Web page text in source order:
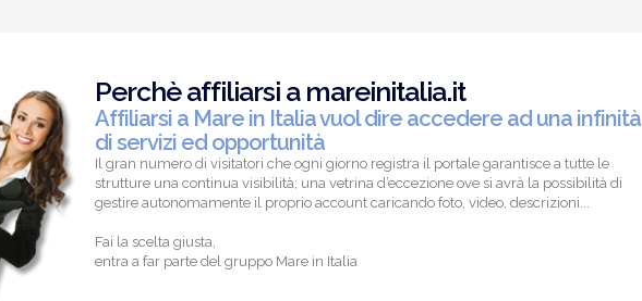
Perchè affiliarsi a mareinitalia.it
Affiliarsi a Mare in Italia vuol dire accedere ad una infinità
di servizi ed opportunità
Il gran numero di visitatori che ogni giorno registra il portale garantisce a tutte le
strutture una continua visibilità; una vetrina d’eccezione ove si avrà la possibilità di
gestire autonomamente il proprio account caricando foto, video, descrizioni...
Fai la scelta giusta,
entra a far parte del gruppo Mare in Italia